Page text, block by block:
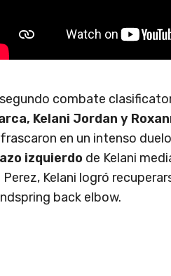
combate
Kelani Jordan y
en un intenso
izquierdo de Kelani
Perez, Kelani logró
back elbow.